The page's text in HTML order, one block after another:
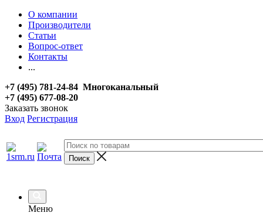
О компании
Производители
Статьи
Вопрос-ответ
Контакты
...
+7 (495) 781-24-84 Многоканальный
+7 (495) 677-08-20
Заказать звонок
Вход Регистрация
Меню